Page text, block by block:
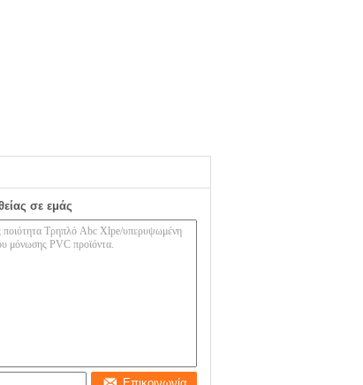
σε εμάς